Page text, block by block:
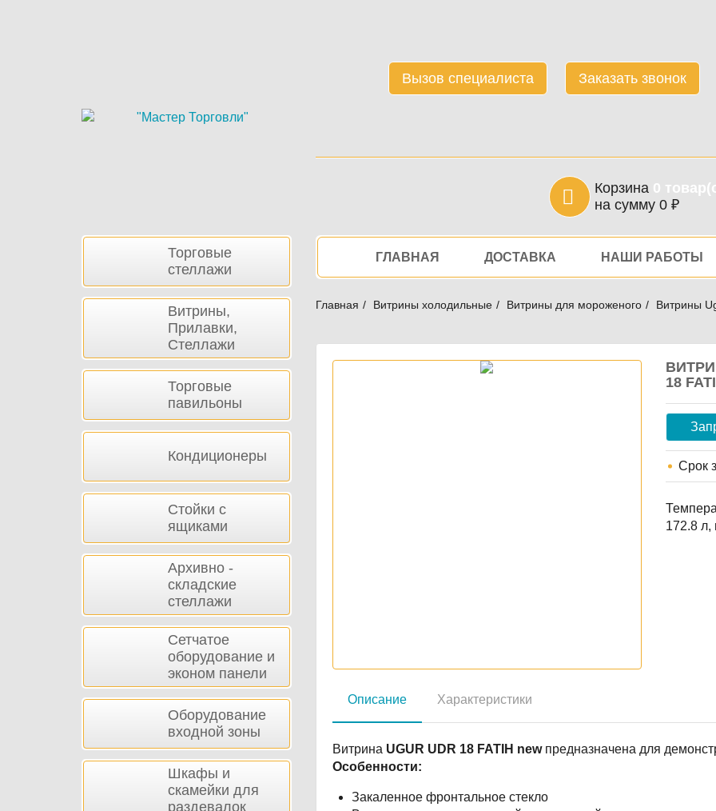
Вызов специалиста Заказать звонок
Корзина 0
на сумму 0 ₽
НавигацияГЛАВНАЯ ДОСТАВКА НАШИ РАБОТЫ
Главная Витрины холодильные Витрины для мороженого Витрины
18
Срок
172.8 л,
Описание Характеристики
Витрина UGUR UDR 18 FATIH newпредназначена для
Особенности:
Закаленное фронтальное стекло
Боковая Торговые
стеллажи
Витрины,
Прилавки,
Стеллажи
Торговые
павильоны
Кондиционеры
Стойки с
ящиками
Архивно -
складские
стеллажи
Сетчатое
оборудование и
эконом панели
Оборудование
входной зоны
Шкафы и
скамейки для
раздевалок